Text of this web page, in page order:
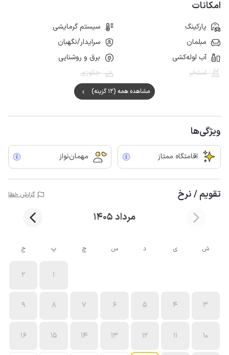
امکانات
پارکینگ
سیستم گرمایشی
مبلمان
سرایدار/نگهبان
آب لوله‌کشی
برق و روشنایی
استخر
جکوزی
مشاهده همه (12 گزینه)
ویژگی‌ها
اقامتگاه ممتاز مهمان‌نواز
تقویم / نرخ گزارش خطا
مرداد 1405
ش ی د س چ پ ج
1
2
3
4
5
6
7
8
9
10
11
12
13
14
15
16